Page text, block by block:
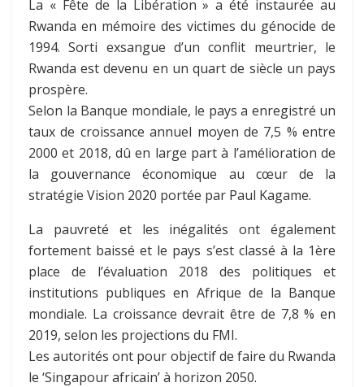
La « Fête de la Libération » a été instaurée au
Rwanda en mémoire des victimes du génocide de
1994. Sorti exsangue d’un conflit meurtrier, le
Rwanda est devenu en un quart de siècle un pays
prospère.
Selon la Banque mondiale, le pays a enregistré un
taux de croissance annuel moyen de 7,5 % entre
2000 et 2018, dû en large part à l’amélioration de
la gouvernance économique au cœur de la
stratégie Vision 2020 portée par Paul Kagame.
La pauvreté et les inégalités ont également
fortement baissé et le pays s’est classé à la 1ère
place de l’évaluation 2018 des politiques et
institutions publiques en Afrique de la Banque
mondiale. La croissance devrait être de 7,8 % en
2019, selon les projections du FMI.
Les autorités ont pour objectif de faire du Rwanda
le ‘Singapour africain’ à horizon 2050.